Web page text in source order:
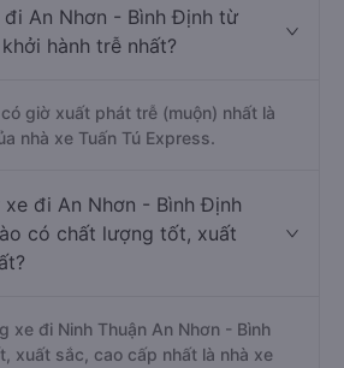
giờ xuất phát sớm nhất vào lúc
Tú Express.
đi An Nhơn - Bình Định từ
hành trễ nhất?
giờ xuất phát trễ (muộn) nhất là
nhà xe Tuấn Tú Express.
có chất lượng tốt, xuất